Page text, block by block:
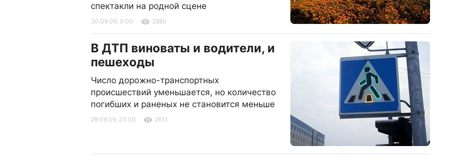
спектакли на родной сцене
30.09.09, 0:00 2880
В ДТП виноваты и водители, и
пешеходы
Число дорожно-транспортных
происшествий уменьшается, но количество
погибших и раненых не становится меньше
29.09.09, 23:00 2611